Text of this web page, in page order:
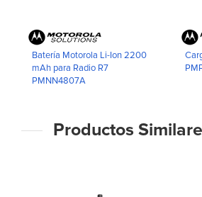
Batería Motorola Li-Ion 2200
mAh para Radio R7
PMNN4807A
Productos